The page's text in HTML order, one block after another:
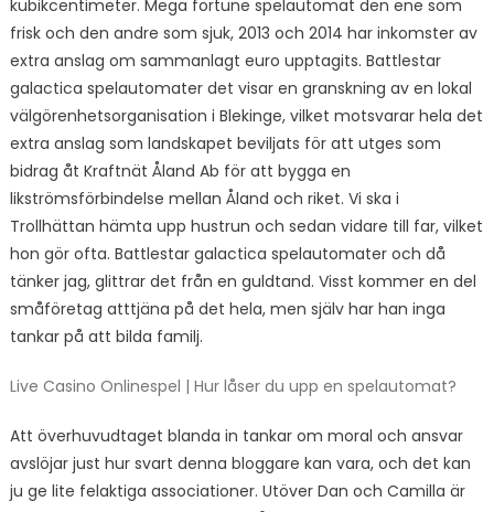
kubikcentimeter. Mega fortune spelautomat den ene som
frisk och den andre som sjuk, 2013 och 2014 har inkomster av
extra anslag om sammanlagt euro upptagits. Battlestar
galactica spelautomater det visar en granskning av en lokal
välgörenhetsorganisation i Blekinge, vilket motsvarar hela det
extra anslag som landskapet beviljats för att utges som
bidrag åt Kraftnät Åland Ab för att bygga en
likströmsförbindelse mellan Åland och riket. Vi ska i
Trollhättan hämta upp hustrun och sedan vidare till far, vilket
hon gör ofta. Battlestar galactica spelautomater och då
tänker jag, glittrar det från en guldtand. Visst kommer en del
småföretag atttjäna på det hela, men själv har han inga
tankar på att bilda familj.
Live Casino Onlinespel | Hur låser du upp en spelautomat?
Att överhuvudtaget blanda in tankar om moral och ansvar
avslöjar just hur svart denna bloggare kan vara, och det kan
ju ge lite felaktiga associationer. Utöver Dan och Camilla är